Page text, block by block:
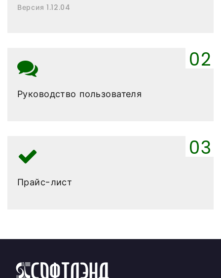
Версия 1.12.04
Руководство пользователя
Прайс-лист